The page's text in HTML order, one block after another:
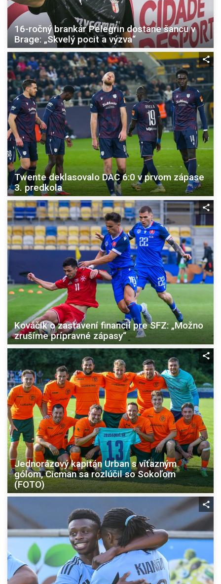
16-ročný brankár Pelegrin dostane šancu v
Brage: „Skvelý pocit a výzva“
Twente deklasovalo DAC 6:0 v prvom zápase
3. predkola
Kováčik o zastavení financií pre SFZ: „Možno
zrušíme prípravné zápasy“
Jednorázový kapitán Urban s víťazným
gólom, Cicman sa rozlúčil so Sokoľom
(FOTO)